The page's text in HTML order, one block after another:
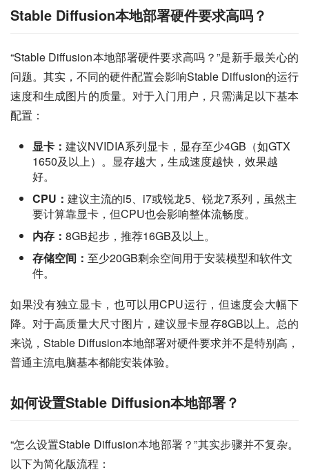
Stable Diffusion本地部署硬件要求高吗？
“Stable Diffusion本地部署硬件要求高吗？”是新手最关心的
问题。其实，不同的硬件配置会影响Stable Diffusion的运行
速度和生成图片的质量。对于入门用户，只需满足以下基本
配置：
显卡： 建议NVIDIA系列显卡，显存至少4GB（如GTX
1650及以上）。显存越大，生成速度越快，效果越
好。
CPU： 建议主流的i5、i7或锐龙5、锐龙7系列，虽然主
要计算靠显卡，但CPU也会影响整体流畅度。
内存： 8GB起步，推荐16GB及以上。
存储空间： 至少20GB剩余空间用于安装模型和软件文
件。
如果没有独立显卡，也可以用CPU运行，但速度会大幅下
降。对于高质量大尺寸图片，建议显卡显存8GB以上。总的
来说，Stable Diffusion本地部署对硬件要求并不是特别高，
普通主流电脑基本都能安装体验。
如何设置Stable Diffusion本地部署？
“怎么设置Stable Diffusion本地部署？”其实步骤并不复杂。
以下为简化版流程：